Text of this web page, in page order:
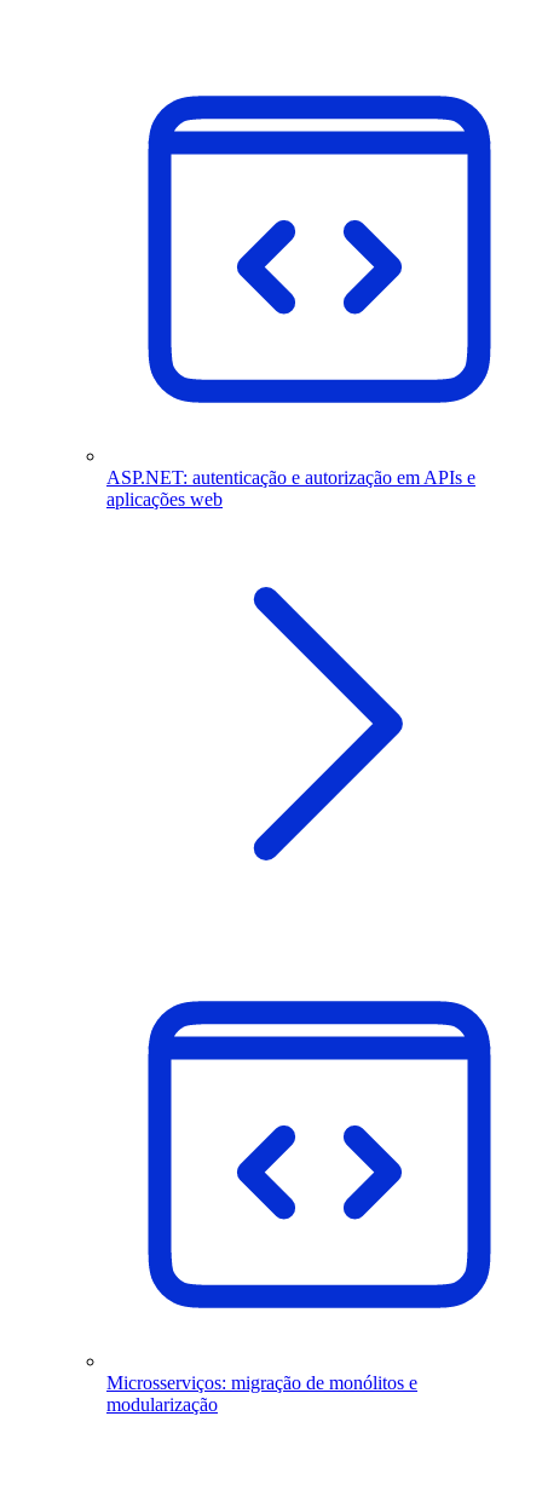
ASP.NET: autenticação e autorização em APIs e
aplicações web
Microsserviços: migração de monólitos e
modularização